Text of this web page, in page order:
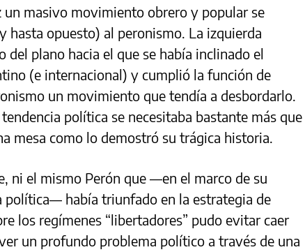
un masivo movimiento obrero y popular se
hasta opuesto) al peronismo. La izquierda
del plano hacia el que se había inclinado el
(e internacional) y cumplió la función de
un movimiento que tendía a desbordarlo.
tendencia política se necesitaba bastante más que
mesa como lo demostró su trágica historia.
ni el mismo Perón que —en el marco de su
política— había triunfado en la estrategia de
los regímenes “libertadores” pudo evitar caer
un profundo problema político a través de una